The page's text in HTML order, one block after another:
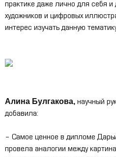
практике даже лично для себя и
художников и цифровых
интерес изучать данную
Алина Булгакова, научный
добавила:
– Самое ценное в дипломе
провела аналогии между